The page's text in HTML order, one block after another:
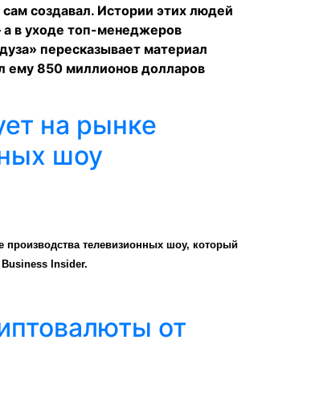
создавал. Истории этих людей
а в уходе топ-менеджеров
пересказывает материал
ему 850 миллионов долларов
на рынке
шоу
производства телевизионных шоу, который
Business Insider.
от